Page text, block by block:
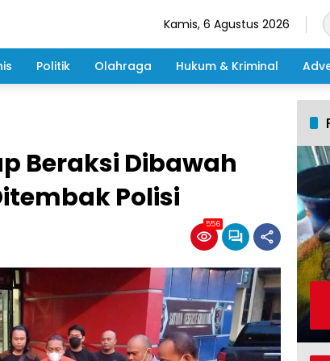
Kamis, 6 Agustus 2026
Politik Olahraga Hukum & Kriminal
Beraksi Dibawah
Polisi
556